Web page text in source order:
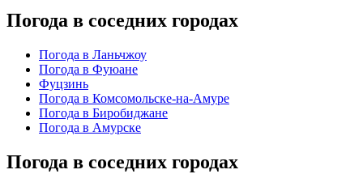
Погода в соседних городах
Погода в Ланьчжоу
Погода в Фуюане
Фуцзинь
Погода в Комсомольске-на-Амуре
Погода в Биробиджане
Погода в Амурске
Погода в соседних городах